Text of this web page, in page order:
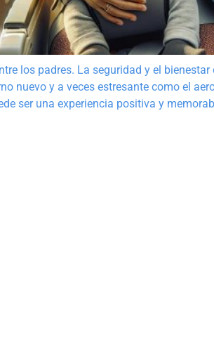
los padres. La seguridad y el bienestar
nuevo y a veces estresante como el
ser una experiencia positiva y